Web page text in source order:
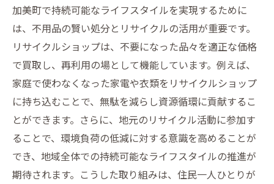
加美町で持続可能なライフスタイルを実現するために
は、不用品の賢い処分とリサイクルの活用が重要です。
リサイクルショップは、不要になった品々を適正な価格
で買取し、再利用の場として機能しています。例えば、
家庭で使わなくなった家電や衣類をリサイクルショップ
に持ち込むことで、無駄を減らし資源循環に貢献するこ
とができます。さらに、地元のリサイクル活動に参加す
ることで、環境負荷の低減に対する意識を高めることが
でき、地域全体での持続可能なライフスタイルの推進が
期待されます。こうした取り組みは、住民一人ひとりが